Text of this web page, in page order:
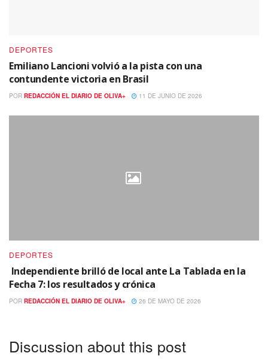
DEPORTES
Emiliano Lancioni volvió a la pista con una
contundente victoria en Brasil
POR REDACCIÓN EL DIARIO DE OLIVA+ 11 DE JUNIO DE 2026
DEPORTES
Independiente brilló de local ante La Tablada en la
Fecha 7: los resultados y crónica
POR REDACCIÓN EL DIARIO DE OLIVA+ 26 DE MAYO DE 2026
Discussion about this post